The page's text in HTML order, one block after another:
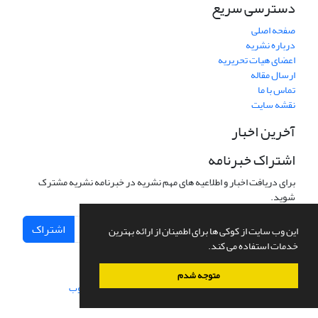
این وب سایت از کوکی ها برای اطمینان از ارائه بهترین
خدمات استفاده می کند.
متوجه شدم
دسترسی سریع
صفحه اصلی
درباره نشریه
اعضای هیات تحریریه
ارسال مقاله
تماس با ما
نقشه سایت
آخرین اخبار
اشتراک خبرنامه
برای دریافت اخبار و اطلاعیه های مهم نشریه در خبرنامه نشریه مشترک
شوید.
اشتراک
سامانه مدیریت نشریات علمی.طراحی و پیاده سازی از سیناوب